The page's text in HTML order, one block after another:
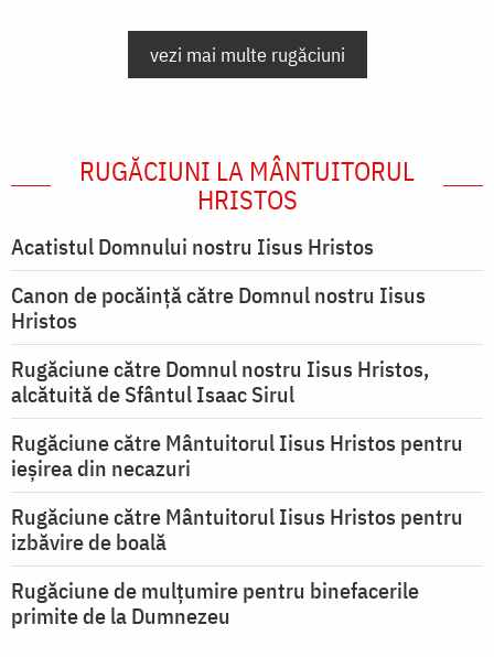
vezi mai multe rugăciuni
RUGĂCIUNI LA MÂNTUITORUL
HRISTOS
Acatistul Domnului nostru Iisus Hristos
Canon de pocăință către Domnul nostru Iisus
Hristos
Rugăciune către Domnul nostru Iisus Hristos,
alcătuită de Sfântul Isaac Sirul
Rugăciune către Mântuitorul Iisus Hristos pentru
ieşirea din necazuri
Rugăciune către Mântuitorul Iisus Hristos pentru
izbăvire de boală
Rugăciune de mulțumire pentru binefacerile
primite de la Dumnezeu